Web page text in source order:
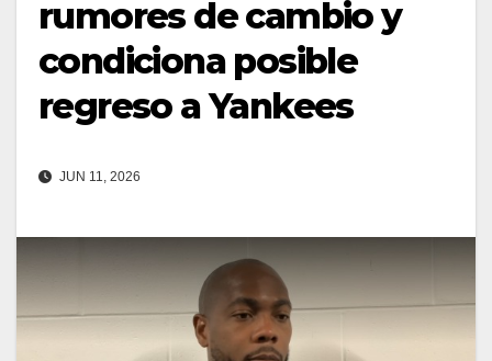
rumores de cambio y
condiciona posible
regreso a Yankees
JUN 11, 2026